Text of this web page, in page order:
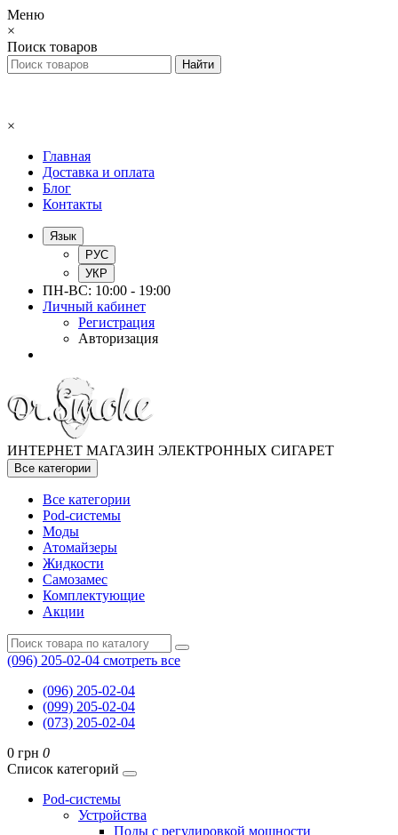
Меню
×
Поиск товаров
×
Главная
Доставка и оплата
Блог
Контакты
Язык
РУС
УКР
ПН-ВС: 10:00 - 19:00
Личный кабинет
Регистрация
Авторизация
ИНТЕРНЕТ МАГАЗИН ЭЛЕКТРОННЫХ СИГАРЕТ
Все категории
Все категории
Pod-системы
Моды
Атомайзеры
Жидкости
Самозамес
Комплектующие
Акции
(096) 205-02-04 смотреть все
(096) 205-02-04
(099) 205-02-04
(073) 205-02-04
0 грн 0
Список категорий
Pod-системы
Устройства
Поды с регулировкой мощности